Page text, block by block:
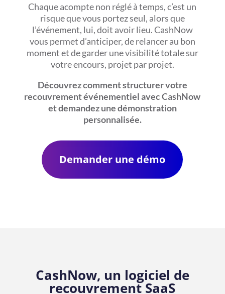
Chaque acompte non réglé à temps, c’est un
risque que vous portez seul, alors que
l’événement, lui, doit avoir lieu. CashNow
vous permet d’anticiper, de relancer au bon
moment et de garder une visibilité totale sur
votre encours, projet par projet.
Découvrez comment structurer votre
recouvrement événementiel avec CashNow
et demandez une démonstration
personnalisée.
Demander une démo
CashNow, un logiciel de
recouvrement SaaS